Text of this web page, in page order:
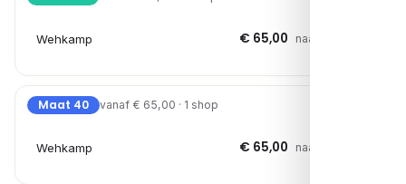
Wehkamp € 65,00 naar shop →
Maat 40 vanaf € 65,00 · 1 shop
Wehkamp € 65,00 naar shop →